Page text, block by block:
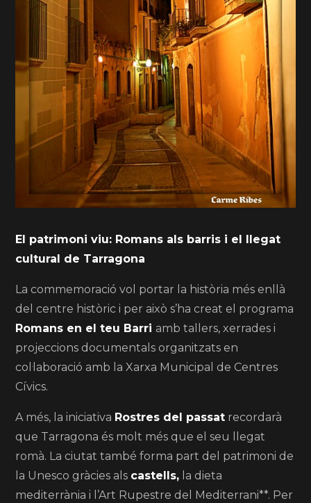
El patrimoni viu: Romans als barris i el llegat
cultural de Tarragona
La commemoració vol portar la història més enllà
del centre històric i per això s’ha creat el programa
Romans en el teu Barri amb tallers, xerrades i
projeccions documentals organitzats en
col·laboració amb la Xarxa Municipal de Centres
Cívics.
A més, la iniciativa Rostres del passat recordarà
que Tarragona és molt més que el seu llegat
romà. La ciutat també forma part del patrimoni de
la Unesco gràcies als castells, la dieta
mediterrània i l’Art Rupestre del Mediterrani**. Per